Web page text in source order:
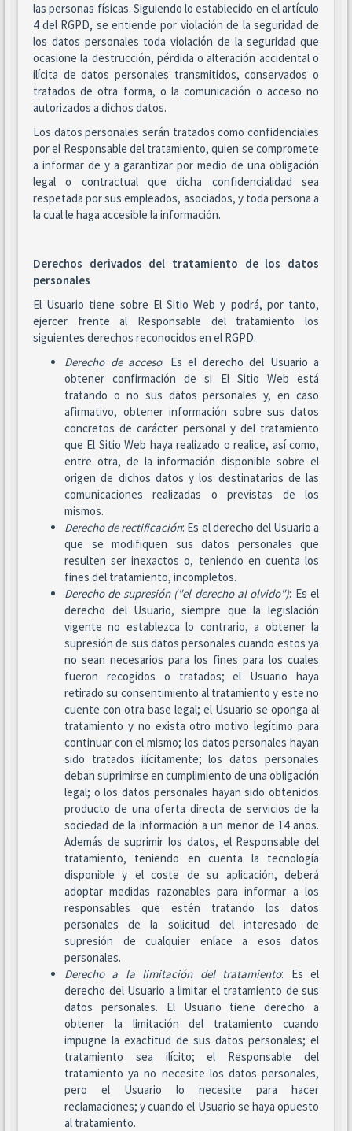
las personas físicas. Siguiendo lo establecido en el artículo
4 del RGPD, se entiende por violación de la seguridad de
los datos personales toda violación de la seguridad que
ocasione la destrucción, pérdida o alteración accidental o
ilícita de datos personales transmitidos, conservados o
tratados de otra forma, o la comunicación o acceso no
autorizados a dichos datos.
Los datos personales serán tratados como confidenciales
por el Responsable del tratamiento, quien se compromete
a informar de y a garantizar por medio de una obligación
legal o contractual que dicha confidencialidad sea
respetada por sus empleados, asociados, y toda persona a
la cual le haga accesible la información.
Derechos derivados del tratamiento de los datos
personales
El Usuario tiene sobre El Sitio Web y podrá, por tanto,
ejercer frente al Responsable del tratamiento los
siguientes derechos reconocidos en el RGPD:
Derecho de acceso: Es el derecho del Usuario a
obtener confirmación de si El Sitio Web está
tratando o no sus datos personales y, en caso
afirmativo, obtener información sobre sus datos
concretos de carácter personal y del tratamiento
que El Sitio Web haya realizado o realice, así como,
entre otra, de la información disponible sobre el
origen de dichos datos y los destinatarios de las
comunicaciones realizadas o previstas de los
mismos.
Derecho de rectificación: Es el derecho del Usuario a
que se modifiquen sus datos personales que
resulten ser inexactos o, teniendo en cuenta los
fines del tratamiento, incompletos.
Derecho de supresión ("el derecho al olvido"): Es el
derecho del Usuario, siempre que la legislación
vigente no establezca lo contrario, a obtener la
supresión de sus datos personales cuando estos ya
no sean necesarios para los fines para los cuales
fueron recogidos o tratados; el Usuario haya
retirado su consentimiento al tratamiento y este no
cuente con otra base legal; el Usuario se oponga al
tratamiento y no exista otro motivo legítimo para
continuar con el mismo; los datos personales hayan
sido tratados ilícitamente; los datos personales
deban suprimirse en cumplimiento de una obligación
legal; o los datos personales hayan sido obtenidos
producto de una oferta directa de servicios de la
sociedad de la información a un menor de 14 años.
Además de suprimir los datos, el Responsable del
tratamiento, teniendo en cuenta la tecnología
disponible y el coste de su aplicación, deberá
adoptar medidas razonables para informar a los
responsables que estén tratando los datos
personales de la solicitud del interesado de
supresión de cualquier enlace a esos datos
personales.
Derecho a la limitación del tratamiento: Es el
derecho del Usuario a limitar el tratamiento de sus
datos personales. El Usuario tiene derecho a
obtener la limitación del tratamiento cuando
impugne la exactitud de sus datos personales; el
tratamiento sea ilícito; el Responsable del
tratamiento ya no necesite los datos personales,
pero el Usuario lo necesite para hacer
reclamaciones; y cuando el Usuario se haya opuesto
al tratamiento.